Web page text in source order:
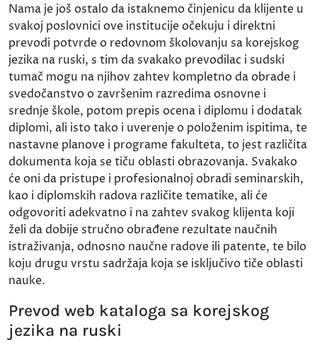
Nama je još ostalo da istaknemo činjenicu da klijente u
svakoj poslovnici ove institucije očekuju i direktni
prevodi potvrde o redovnom školovanju sa korejskog
jezika na ruski, s tim da svakako prevodilac i sudski
tumač mogu na njihov zahtev kompletno da obrade i
svedočanstvo o završenim razredima osnovne i
srednje škole, potom prepis ocena i diplomu i dodatak
diplomi, ali isto tako i uverenje o položenim ispitima, te
nastavne planove i programe fakulteta, to jest različita
dokumenta koja se tiču oblasti obrazovanja. Svakako
će oni da pristupe i profesionalnoj obradi seminarskih,
kao i diplomskih radova različite tematike, ali će
odgovoriti adekvatno i na zahtev svakog klijenta koji
želi da dobije stručno obrađene rezultate naučnih
istraživanja, odnosno naučne radove ili patente, te bilo
koju drugu vrstu sadržaja koja se isključivo tiče oblasti
nauke.
Prevod web kataloga sa korejskog
jezika na ruski